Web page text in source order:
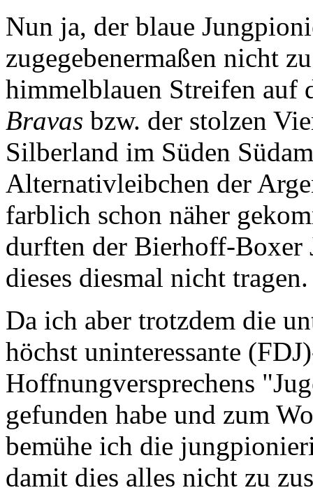
Nun ja, der blaue
zugegebenermaßen nicht
himmelblauen Streifen
Bravas bzw. der stolzen
Silberland im Süden
Alternativleibchen der
farblich schon näher
durften der Bierhoff-Boxer
dieses diesmal nicht tragen.
Da ich aber trotzdem die
höchst uninteressante
Hoffnungversprechens
gefunden habe und zum
bemühe ich die
damit dies alles nicht zu